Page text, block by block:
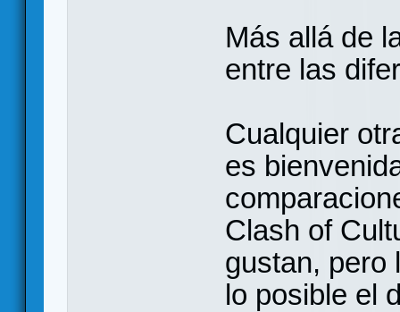
Más allá de
entre las
Cualquier
es
Clash of
gustan, pero
lo posible el